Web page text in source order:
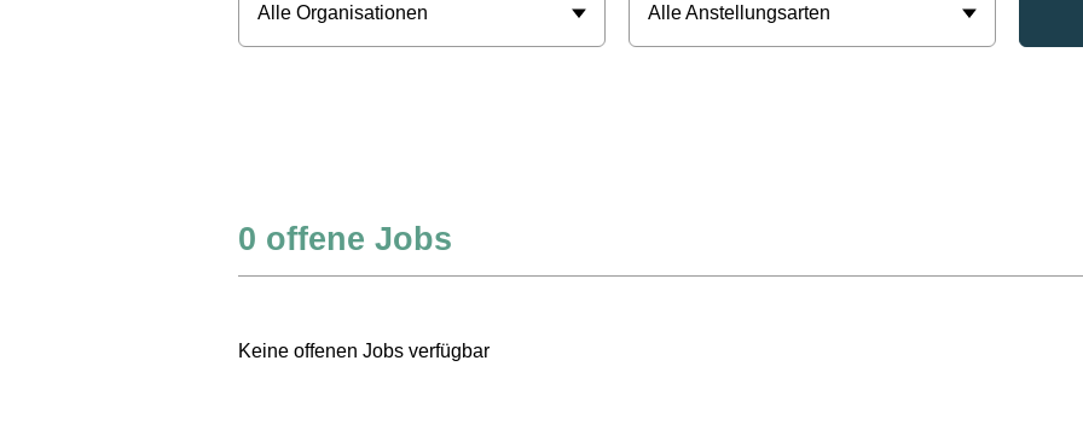
Alle Organisationen Alle Anstellungsarten
0 offene Jobs
Keine offenen Jobs verfügbar